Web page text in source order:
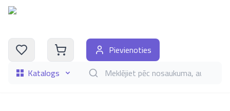
Katalogs Meklēt grāmatas pēc nosaukuma, autora,
Pievienoties